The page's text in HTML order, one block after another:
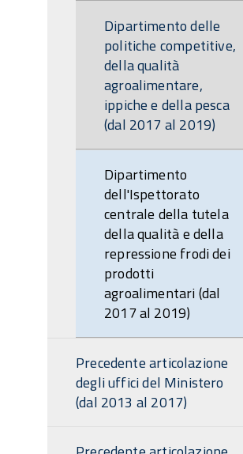
Dipartimento delle
politiche competitive,
della qualità
agroalimentare,
ippiche e della pesca
(dal 2017 al 2019)
Dipartimento
dell'Ispettorato
centrale della tutela
della qualità e della
repressione frodi dei
prodotti
agroalimentari (dal
2017 al 2019)
Precedente articolazione
degli uffici del Ministero
(dal 2013 al 2017)